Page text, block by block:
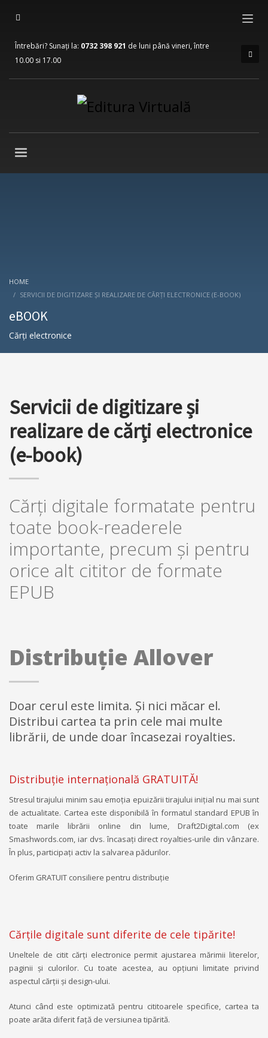
Întrebări? Sunați la: 0732 398 921 de luni până vineri, între
10.00 si 17.00
HOME
SERVICII DE DIGITIZARE ȘI REALIZARE DE CĂRȚI ELECTRONICE (E-BOOK)
eBOOK
Cărți electronice
Servicii de digitizare și
realizare de cărți electronice
(e-book)
Cărţi digitale formatate pentru
toate book-readerele
importante, precum şi pentru
orice alt cititor de formate
EPUB
Distribuție Allover
Doar cerul este limita. Și nici măcar el.
Distribui cartea ta prin cele mai multe
librării, de unde doar încasezai royalties.
Distribuție internațională GRATUITĂ!
Stresul tirajului minim sau emoția epuizării tirajului iniţial nu mai sunt
de actualitate. Cartea este disponibilă în formatul standard EPUB în
toate marile librării online din lume, Draft2Digital.com (ex
Smashwords.com, iar dvs. încasaţi direct royalties-urile din vânzare.
În plus, participaţi activ la salvarea pădurilor.
Oferim GRATUIT consiliere pentru distribuție
Cărțile digitale sunt diferite de cele tipărite!
Uneltele de citit cărți electronice permit ajustarea mărimii literelor,
paginii și culorilor. Cu toate acestea, au opțiuni limitate privind
aspectul cărții și design-ului.
Atunci când este optimizată pentru cititoarele specifice, cartea ta
poate arăta diferit față de versiunea tipărită.